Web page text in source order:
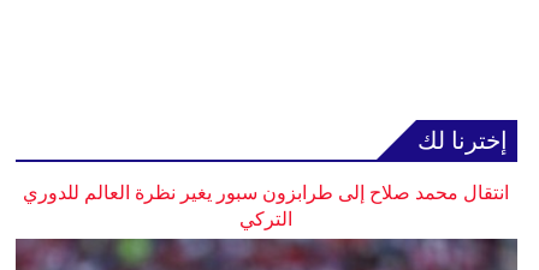
إخترنا لك
انتقال محمد صلاح إلى طرابزون سبور يغير نظرة العالم للدوري
التركي